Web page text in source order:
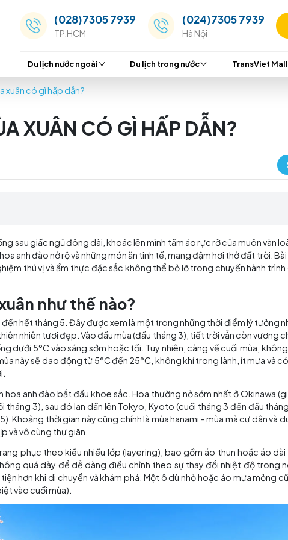
(028)7305 7939
Hà Nội
Du lịch nước ngoài Du lịch trong nước
MÙA XUÂN CÓ GÌ HẤP
sức sống sau giấc ngủ đông dài, khoác lên mình tấm áo
tán hoa anh đào nở rộ và những món ăn tinh tế, mang
trải nghiệm thú vị và ẩm thực đặc sắc không thể bỏ lỡ
xuân như thế nào?
3 cho đến hết tháng 5. Đây được xem là một trong
sắc thiên nhiên tươi đẹp. Vào đầu mùa (đầu tháng 3),
xuống dưới 5°C vào sáng sớm hoặc tối. Tuy nhiên, càng
trong mùa này sẽ dao động từ 5°C đến 25°C, không khí
ngoài trời.
cánh hoa anh đào bắt đầu khoe sắc. Hoa thường nở
đến cuối tháng 3), sau đó lan dần lên Tokyo, Kyoto (cuối
tháng 5). Khoảng thời gian này cũng chính là mùa hanami
nhịp và vô cùng thư giãn.
bị trang phục theo kiểu nhiều lớp (layering), bao